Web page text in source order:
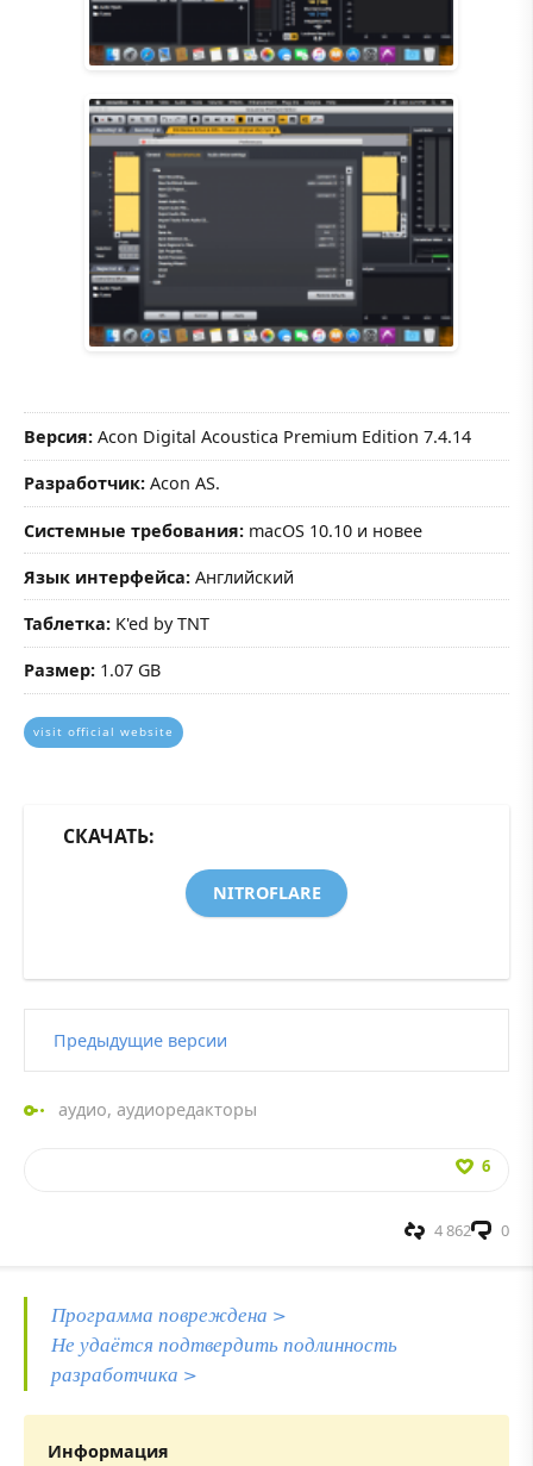
Версия: Acon Digital Acoustica Premium Edition 7.4.14
Разработчик: Acon AS.
Системные требования: macOS 10.10 и новее
Язык интерфейса: Английский
Таблетка: K'ed by TNT
Размер: 1.07 GB
visit official website
СКАЧАТЬ:
NITROFLARE
Предыдущие версии
аудио, аудиоредакторы
6
0
4 862
Программа повреждена >
Не удаётся подтвердить подлинность
разработчика >
Информация